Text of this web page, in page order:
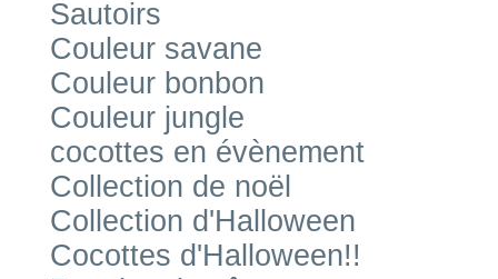
Sautoirs
Couleur savane
Couleur bonbon
Couleur jungle
cocottes en évènement
Collection de noël
Collection d'Halloween
Cocottes d'Halloween!!